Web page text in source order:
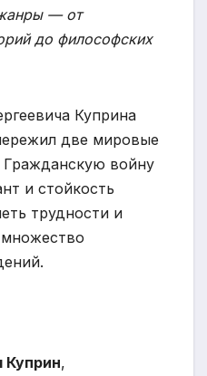
— от
до философских
Куприна
две мировые
войну
и стойкость
трудности и
Куприн,